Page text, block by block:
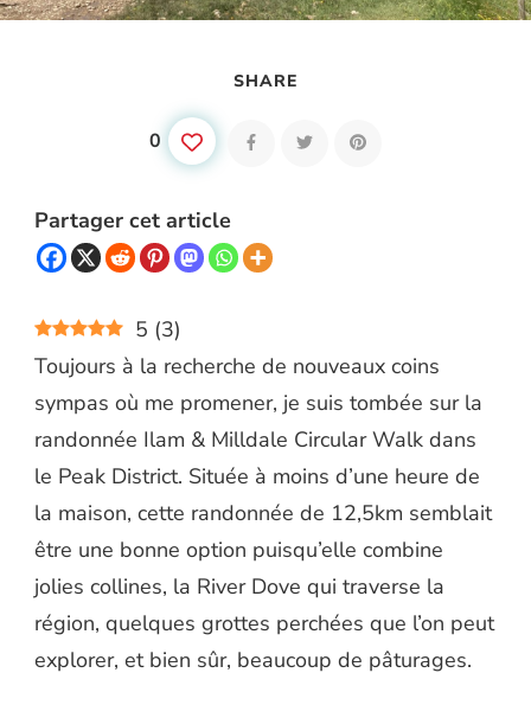
SHARE
0
Partager cet article
5 (3)
Toujours à la recherche de nouveaux coins
sympas où me promener, je suis tombée sur la
randonnée Ilam & Milldale Circular Walk dans
le Peak District. Située à moins d’une heure de
la maison, cette randonnée de 12,5km semblait
être une bonne option puisqu’elle combine
jolies collines, la River Dove qui traverse la
région, quelques grottes perchées que l’on peut
explorer, et bien sûr, beaucoup de pâturages.